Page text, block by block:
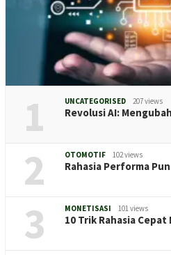
1 UNCATEGORISED 207 views
Revolusi AI:
2 OTOMOTIF 102 views
Rahasia Performa
3 MONETISASI 101 views
10 Trik Rahasia